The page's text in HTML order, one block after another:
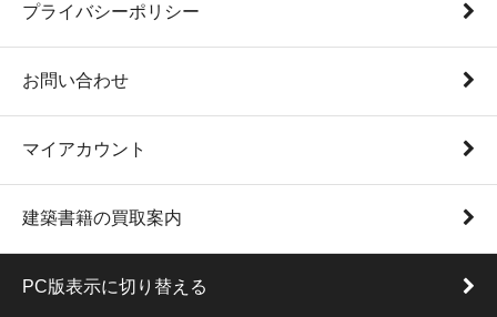
プライバシーポリシー
お問い合わせ
マイアカウント
建築書籍の買取案内
PC版表示に切り替える